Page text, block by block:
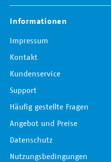
Informationen
Impressum
Kontakt
Kundenservice
Support
Häufig gestellte Fragen
Angebot und Preise
Datenschutz
Nutzungsbedingungen